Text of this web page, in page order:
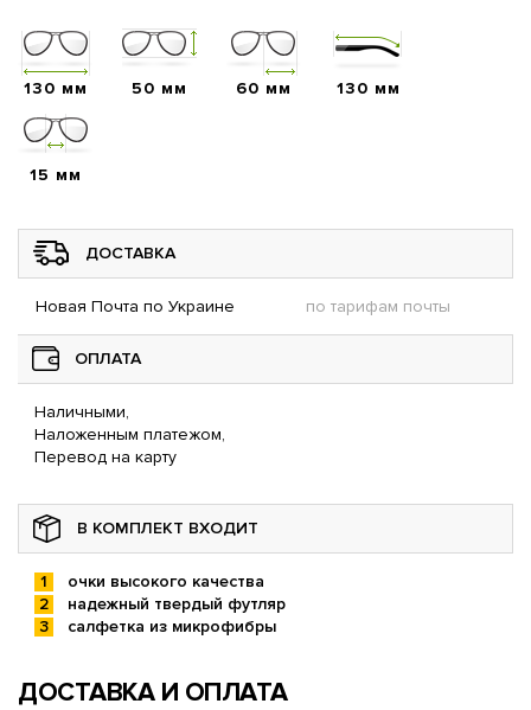
130 мм 50 мм 60 мм 130 мм
15 мм
ДОСТАВКА
Новая Почта по Украине по тарифам почты
ОПЛАТА
Наличными,
Наложенным платежом,
Перевод на карту
В КОМПЛЕКТ ВХОДИТ
очки высокого качества
надежный твердый футляр
салфетка из микрофибры
ДОСТАВКА И ОПЛАТА